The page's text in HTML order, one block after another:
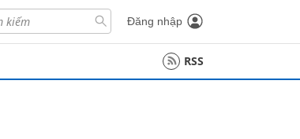
Đăng nhập
RSS